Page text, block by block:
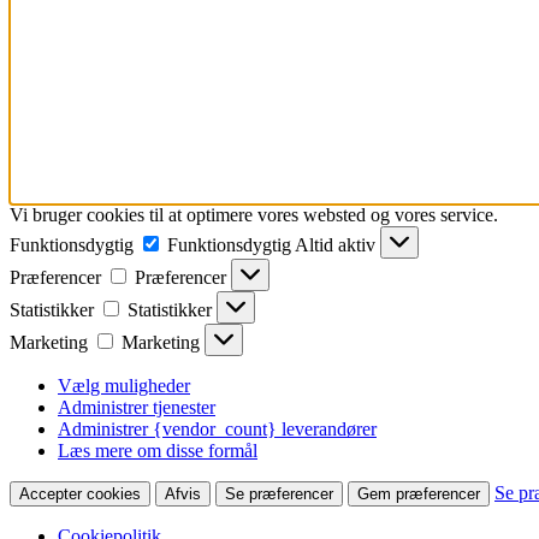
Vi bruger cookies til at optimere vores websted og vores service.
Funktionsdygtig
Funktionsdygtig Altid aktiv
Præferencer
Præferencer
Statistikker
Statistikker
Marketing
Marketing
Vælg muligheder
Administrer tjenester
Administrer {vendor_count} leverandører
Læs mere om disse formål
Accepter cookies Afvis Se præferencer Gem præferencer Se